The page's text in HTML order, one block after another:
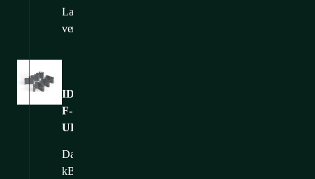
Language
versions:
ID-
F-
UB08
Dateigröße: 81,69
kB